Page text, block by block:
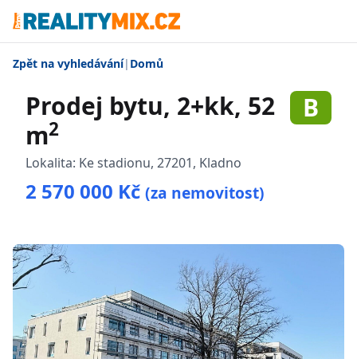
Zpět na vyhledávání| Domů
Prodej bytu, 2+kk, 52
m2
B
Lokalita: Ke stadionu, 27201, Kladno
2 570 000 Kč (za nemovitost)